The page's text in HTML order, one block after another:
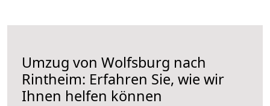
Umzug von Wolfsburg nach
Rintheim: Erfahren Sie, wie wir
Ihnen helfen können